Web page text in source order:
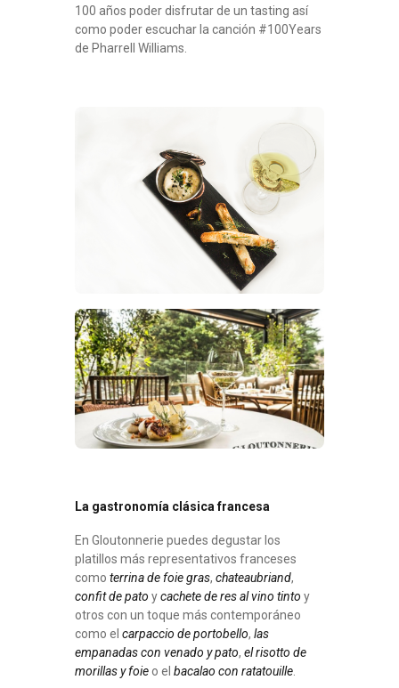
100 años poder disfrutar de un tasting así
como poder escuchar la canción #100Years
de Pharrell Williams.
La gastronomía clásica francesa
En Gloutonnerie puedes degustar los
platillos más representativos franceses
como terrina de foie gras, chateaubriand,
confit de pato ycachete de res al vino tinto y
otros con un toque más contemporáneo
como el carpaccio de portobello, las
empanadas con venado y pato, el risotto de
morillas y foie o el bacalao con ratatouille